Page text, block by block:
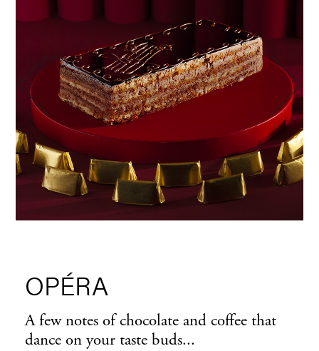
OPÉRA
A few notes of chocolate and coffee that
dance on your taste buds...